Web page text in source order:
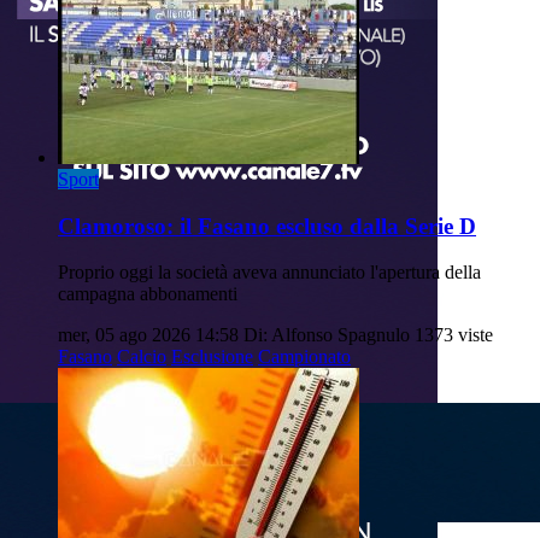
Sport
Clamoroso: il Fasano escluso dalla Serie D
Proprio oggi la società aveva annunciato l'apertura della
campagna abbonamenti
mer, 05 ago 2026 14:58 Di: Alfonso Spagnulo 1373 viste
Fasano Calcio Esclusione Campionato